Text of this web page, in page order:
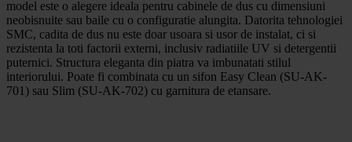
model este o alegere ideala pentru cabinele de dus cu dimensiuni
neobisnuite sau baile cu o configuratie alungita. Datorita tehnologiei
SMC, cadita de dus nu este doar usoara si usor de instalat, ci si
rezistenta la toti factorii externi, inclusiv radiatiile UV si detergentii
puternici. Structura eleganta din piatra va imbunatati stilul
interiorului. Poate fi combinata cu un sifon Easy Clean (SU-AK-
701) sau Slim (SU-AK-702) cu garnitura de etansare.